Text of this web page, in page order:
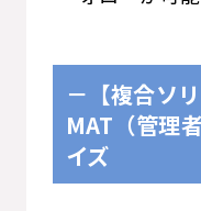
－【複合ソ
MAT（管理
イズ